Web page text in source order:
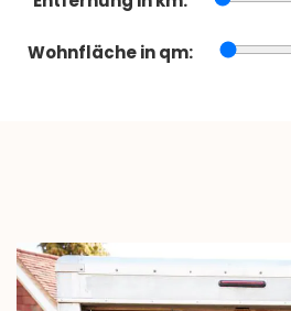
Wohnfläche in qm: